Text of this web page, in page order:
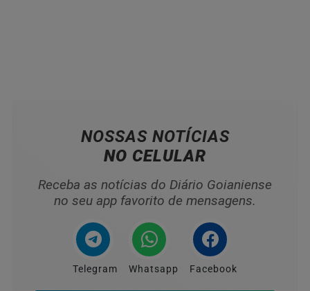
NOSSAS NOTÍCIAS
NO CELULAR
Receba as notícias do Diário Goianiense
no seu app favorito de mensagens.
Telegram Whatsapp Facebook